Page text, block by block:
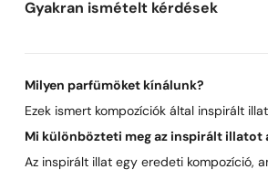
Gyakran ismételt kérdések
Milyen parfümöket kínálunk?
Ezek ismert kompozíciók által inspirált
Mi különbözteti meg az inspirált illatot
Az inspirált illat egy eredeti kompozíció,